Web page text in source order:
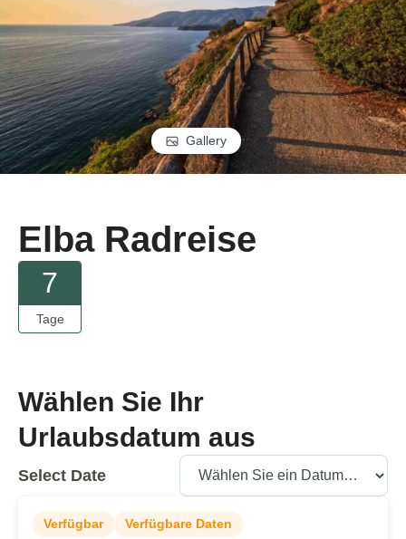
Gallery
Elba Radreise
7
Tage
Wählen Sie Ihr
Urlaubsdatum aus
Select Date
Verfügbar
Verfügbare Daten